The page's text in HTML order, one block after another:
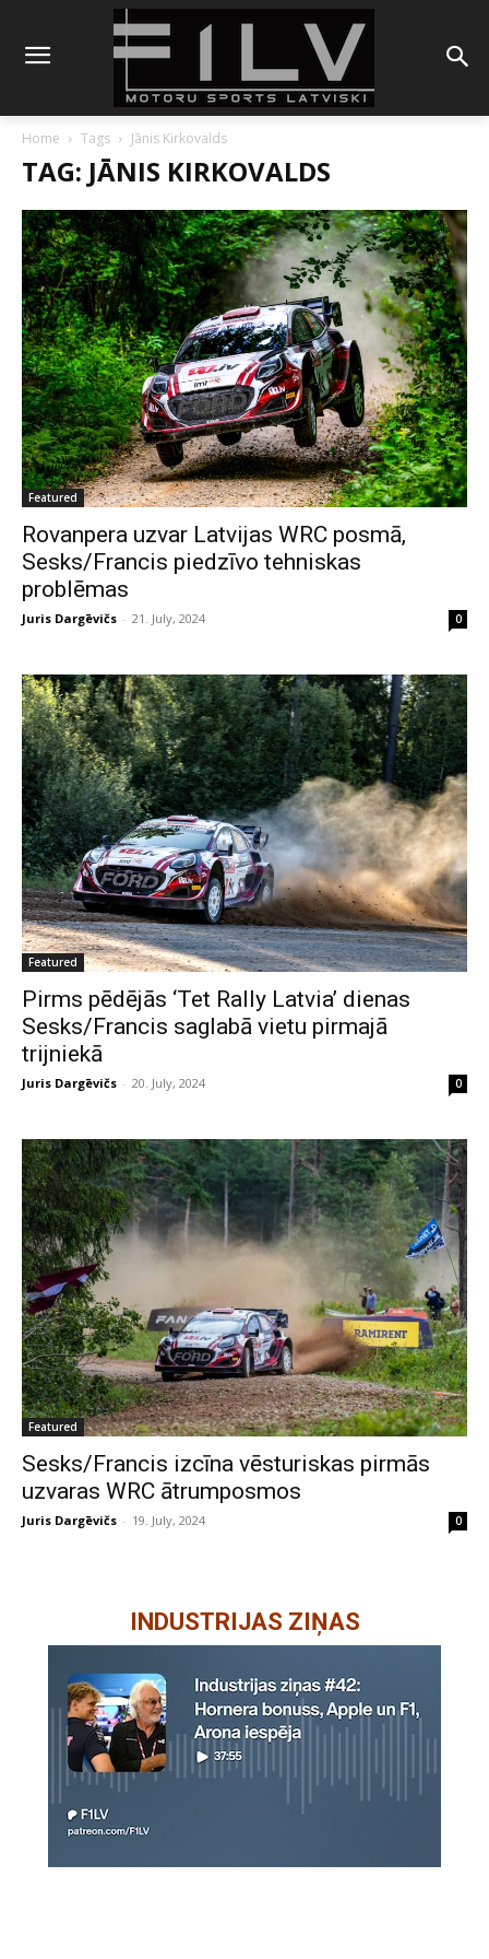
Home Tags Jānis Kirkovalds
TAG: JĀNIS KIRKOVALDS
Featured
Rovanpera uzvar Latvijas WRC posmā,
Sesks/Francis piedzīvo tehniskas
problēmas
Juris Dargēvičs - 21. July, 2024 0
Featured
Pirms pēdējās ‘Tet Rally Latvia’ dienas
Sesks/Francis saglabā vietu pirmajā
trijniekā
Juris Dargēvičs - 20. July, 2024 0
Featured
Sesks/Francis izcīna vēsturiskas pirmās
uzvaras WRC ātrumposmos
Juris Dargēvičs - 19. July, 2024 0
INDUSTRIJAS ZIŅAS